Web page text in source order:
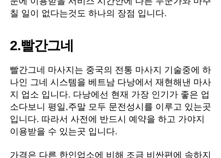
칠 일이 없다는것도 하나의 장점 입니다.
2.빨간그네
빨간그네 마사지는 중국의 전통 마사지 기술중에 하
나인 그네 시스템을 베트남 다낭에서 재현해낸 마사
지 업소 입니다. 다낭에선 현재 가장 인기가 좋은 업
소다보니 평일,주말 모두 문전성시를 이루고 있는곳
입니다. 따라서 사전에 반드시 예약을 하고 가야지
이용받을 수 있는곳 입니다.
가격은 다른 한인업소에 비해 조금 비싼편에 속하지